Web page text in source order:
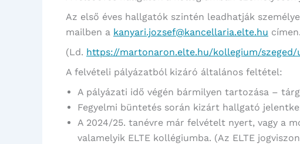
Az első éves hallgatók szintén leadhatják
mailben a kanyari.jozsef@kancellaria.elte.hu címen.
(Ld. https://martonaron.elte.hu/kollegium/szeged/
A felvételi pályázatból kizáró általános feltétel:
A pályázati idő végén bármilyen tartozása –
Fegyelmi büntetés során kizárt hallgató
A 2024/25. tanévre már felvételt nyert, vagy a
valamelyik ELTE kollégiumba. (Az ELTE